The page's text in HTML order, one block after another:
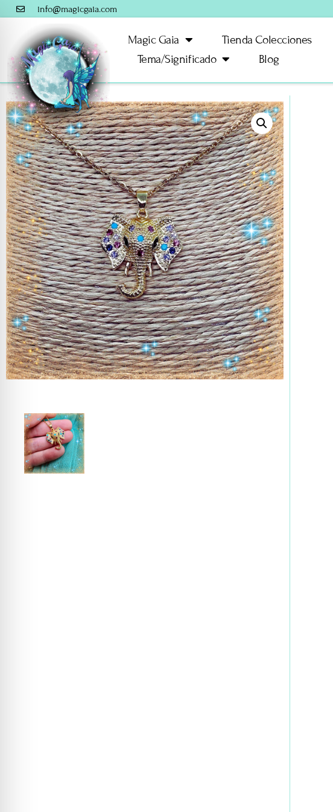
info@magicgaia.com
Magic Gaia Tienda Colecciones
Tema/Significado
Blog